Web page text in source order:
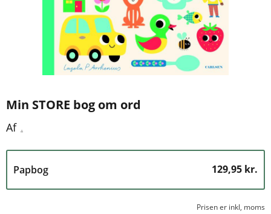
Min STORE bog om ord
Af .
Papbog 129,95 kr.
Prisen er inkl, moms